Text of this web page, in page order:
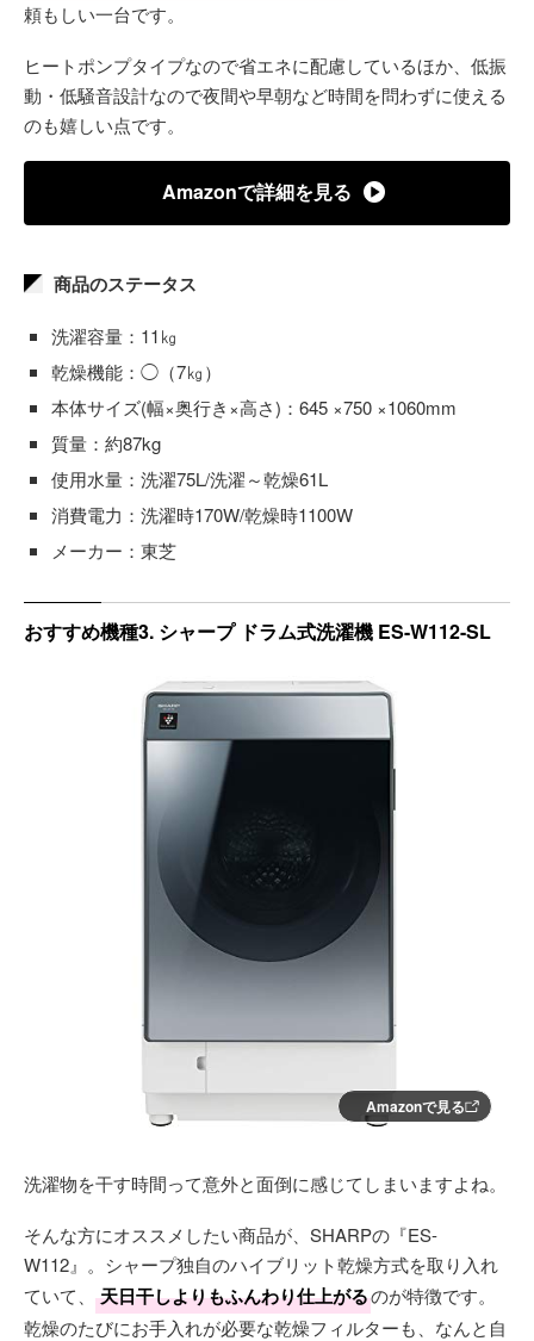
頼もしい一台です。
ヒートポンプタイプなので省エネに配慮しているほか、低振
動・低騒音設計なので夜間や早朝など時間を問わずに使える
のも嬉しい点です。
Amazonで詳細を見る
商品のステータス
洗濯容量：11㎏
乾燥機能：◯（7㎏）
本体サイズ(幅×奥行き×高さ)：645 ×750 ×1060mm
質量：約87kg
使用水量：洗濯75L/洗濯～乾燥61L
消費電力：洗濯時170W/乾燥時1100W
メーカー：東芝
おすすめ機種3. シャープ ドラム式洗濯機 ES-W112-SL
Amazonで見る
洗濯物を干す時間って意外と面倒に感じてしまいますよね。
そんな方にオススメしたい商品が、SHARPの『ES-
W112』。シャープ独自のハイブリット乾燥方式を取り入れ
ていて、
天日干しよりもふんわり仕上がるのが特徴です。
乾燥のたびにお手入れが必要な乾燥フィルターも、なんと自